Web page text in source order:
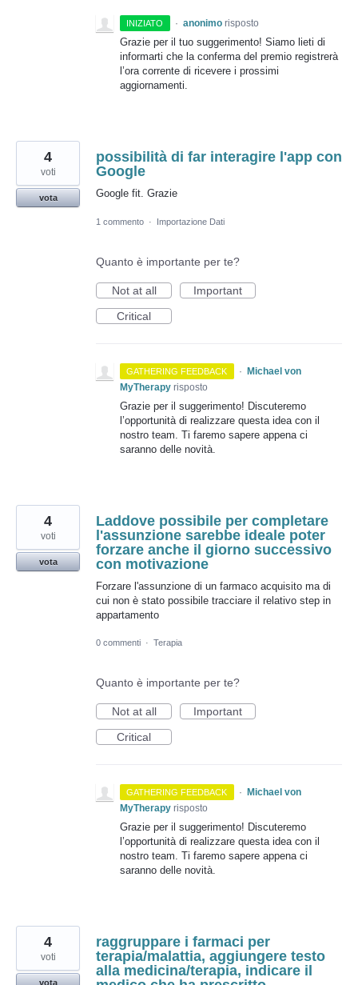
INIZIATO · anonimo risposto
Grazie per il tuo suggerimento! Siamo lieti di
informarti che la conferma del premio registrerà
l’ora corrente di ricevere i prossimi
aggiornamenti.
possibilità di far interagire l'app con
Google
Google fit. Grazie
4
voti
vota
1 commento · Importazione Dati
Quanto è importante per te?
Not at all
Important
Critical
GATHERING FEEDBACK · Michael von
MyTherapy risposto
Grazie per il suggerimento! Discuteremo
l’opportunità di realizzare questa idea con il
nostro team. Ti faremo sapere appena ci
saranno delle novità.
Laddove possibile per completare
l'assunzione sarebbe ideale poter
forzare anche il giorno successivo
con motivazione
Forzare l'assunzione di un farmaco acquisito ma di
cui non è stato possibile tracciare il relativo step in
appartamento
4
voti
vota
0 commenti · Terapia
Quanto è importante per te?
Not at all
Important
Critical
GATHERING FEEDBACK · Michael von
MyTherapy risposto
Grazie per il suggerimento! Discuteremo
l’opportunità di realizzare questa idea con il
nostro team. Ti faremo sapere appena ci
saranno delle novità.
raggruppare i farmaci per
terapia/malattia, aggiungere testo
alla medicina/terapia, indicare il
4
voti
vota